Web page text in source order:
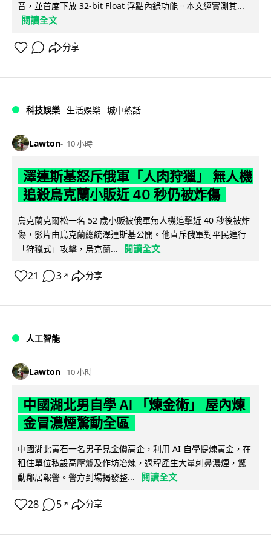
音，並首度下放 32-bit Float 浮點內錄功能。本文經實測其...
閱讀全文
分享
科技娛樂 生活娛樂 城中熱話
Lawton 10 小時
澤連斯基怒斥俄軍「人肉狩獵」 無人機
追殺烏克蘭小販近 40 秒仍被炸傷
烏克蘭克爾松一名 52 歲小販被俄軍無人機追擊近 40 秒後被炸
傷，影片由烏克蘭總統澤連斯基公開。他直斥俄軍對平民進行
「狩獵式」攻擊，烏克蘭...
閱讀全文
21 3 ↗ 分享
人工智能
Lawton 10 小時
中國湖北男自學 AI 「煉金術」 屋內煉
金冒濃煙驚動全區
中國湖北黃石一名男子見金價高企，利用 AI 自學提煉黃金，在
租住單位私設高壓爐及作坊冶煉，過程產生大量刺鼻濃煙，驚
動鄰居報警。警方到場揭發整...
閱讀全文
28 5 ↗ 分享